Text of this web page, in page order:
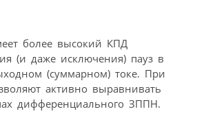
более высокий КПД
(и даже исключения) пауз в
(суммарном) токе. При
активно выравнивать
дифференциального ЗППН.